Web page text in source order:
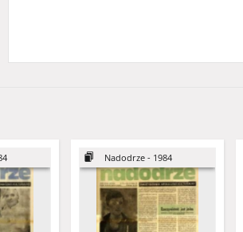
Nadodrze - 1984